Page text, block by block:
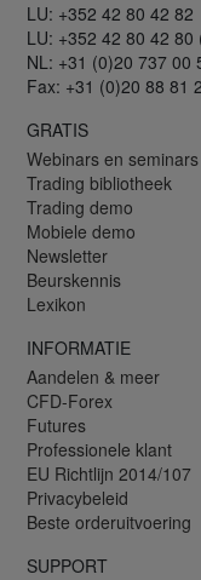
LU: +352 42 80 42 82
LU: +352 42 80 42 80
NL: +31 (0)20 737 00
Fax: +31 (0)20 88 81
GRATIS
Webinars en seminars
Trading bibliotheek
Trading demo
Mobiele demo
Newsletter
Beurskennis
Lexikon
INFORMATIE
Aandelen & meer
CFD-Forex
Futures
Professionele klant
EU Richtlijn 2014/107
Privacybeleid
Beste orderuitvoering
SUPPORT